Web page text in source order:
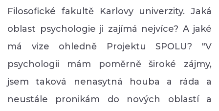
Filosofické fakultě Karlovy univerzity. Jaká
oblast psychologie ji zajímá nejvíce? A jaké
má vize ohledně Projektu SPOLU? "V
psychologii mám poměrně široké zájmy,
jsem taková nenasytná houba a ráda a
neustále pronikám do nových oblastí a